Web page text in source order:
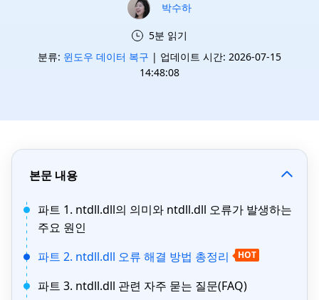
박수하
5분 읽기
분류: 윈도우 데이터 복구 | 업데이트 시간: 2026-07-15
14:48:08
본문 내용
파트 1. ntdll.dll의 의미와 ntdll.dll 오류가 발생하는
주요 원인
파트 2. ntdll.dll 오류 해결 방법 총정리
HOT
파트 3. ntdll.dll 관련 자주 묻는 질문(FAQ)